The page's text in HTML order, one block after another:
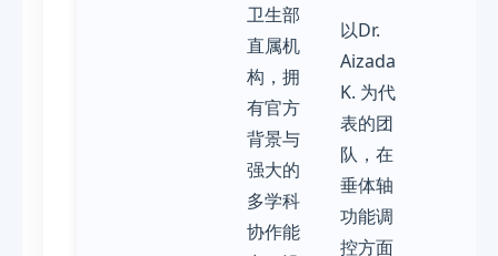
卫生部
直属机
构，拥
有官方
背景与
强大的
多学科
协作能
以Dr.
Aizada
K. 为代
表的团
队，在
垂体轴
功能调
控方面